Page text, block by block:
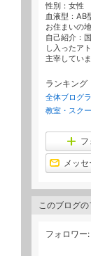
性別： 女性
血液型： AB
お住まいの地
自己紹介：
し入ったア
主宰してい
ランキング
全体ブログ
教室・スク
フ
メッ
このブログ
フォロワー: